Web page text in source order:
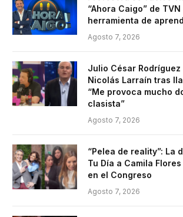
“Ahora Caigo” de TVN
herramienta de
Agosto 7, 2026
Julio César
Nicolás Larraín tras
“Me provoca mucho
clasista”
Agosto 7, 2026
“Pelea de reality”: La
Tu Día a Camila
en el Congreso
Agosto 7, 2026